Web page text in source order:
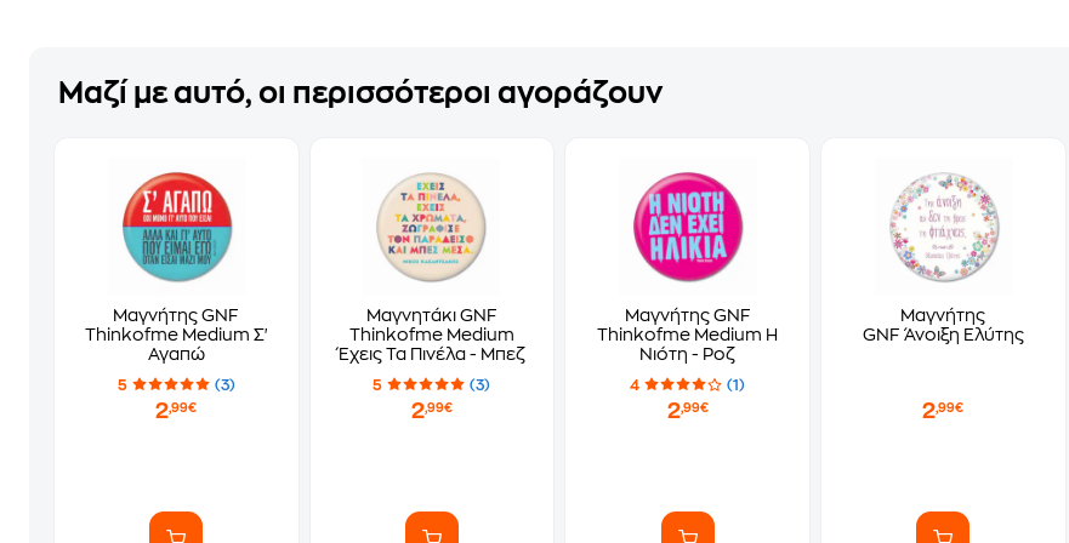
Μαζί με αυτό, οι περισσότεροι αγοράζουν
Μαγνήτης GNF
Thinkofme Medium Σ'
Αγαπώ
5 (3)
2,99€
Μαγνητάκι GNF
Thinkofme Medium
Έχεις Τα Πινέλα - Μπεζ
5 (3)
2,99€
Μαγνήτης GNF
Thinkofme Medium Η
Νιότη - Ροζ
4 (1)
2,99€
Μαγνήτης
GNF Άνοιξη Ελύτης
2,99€